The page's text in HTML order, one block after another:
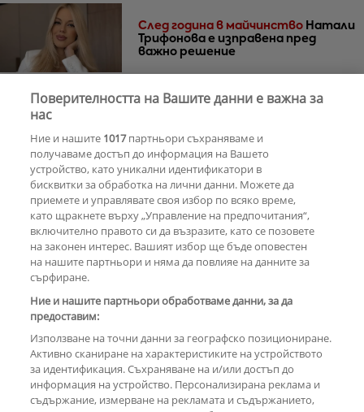
След година в майчинство Натали
Трифонова е изправена пред
важно решение
приятелки
РЕКЛАМА
КОМЕНТАРИ
Поверителността на Вашите данни е важна за
нас
Ние и нашите 1017партньори съхраняваме и
получаваме достъп до информация на Вашето
устройство, като уникални идентификатори в
бисквитки за обработка на лични данни. Можете да
приемете и управлявате своя избор по всяко време,
като щракнете върху „Управление на предпочитания“,
включително правото си да възразите, като се позовете
на законен интерес. Вашият избор ще бъде оповестен
на нашите партньори и няма да повлияе на данните за
сърфиране.
Ние и нашите партньори обработваме данни, за да
предоставим:
Използване на точни данни за географско позициониране.
Активно сканиране на характеристиките на устройството
за идентификация. Съхраняване на и/или достъп до
информация на устройство. Персонализирана реклама и
съдържание, измерване на рекламата и съдържанието,